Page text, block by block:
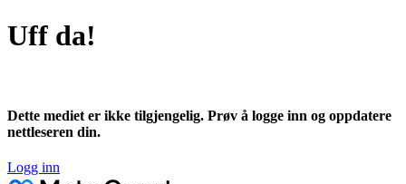
Uff da!
Dette mediet er ikke tilgjengelig. Prøv å logge inn og oppdatere
nettleseren din.
Logg inn